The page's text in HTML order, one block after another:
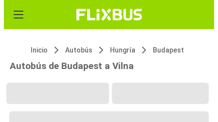
Inicio Autobús Hungría Budapest
Autobús de Budapest a Vilna